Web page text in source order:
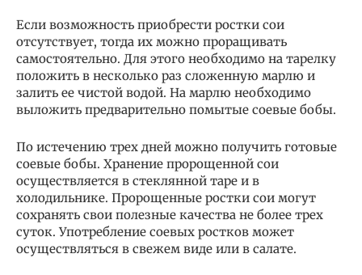
Если возможность приобрести ростки сои
отсутствует, тогда их можно проращивать
самостоятельно. Для этого необходимо на тарелку
положить в несколько раз сложенную марлю и
залить ее чистой водой. На марлю необходимо
выложить предварительно помытые соевые бобы.
По истечению трех дней можно получить готовые
соевые бобы. Хранение пророщенной сои
осуществляется в стеклянной таре и в
холодильнике. Пророщенные ростки сои могут
сохранять свои полезные качества не более трех
суток. Употребление соевых ростков может
осуществляться в свежем виде или в салате.